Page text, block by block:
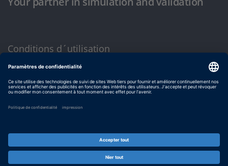
Conditions d´utilisation
Politique de confidentialité
Mentions légales et conditions générales